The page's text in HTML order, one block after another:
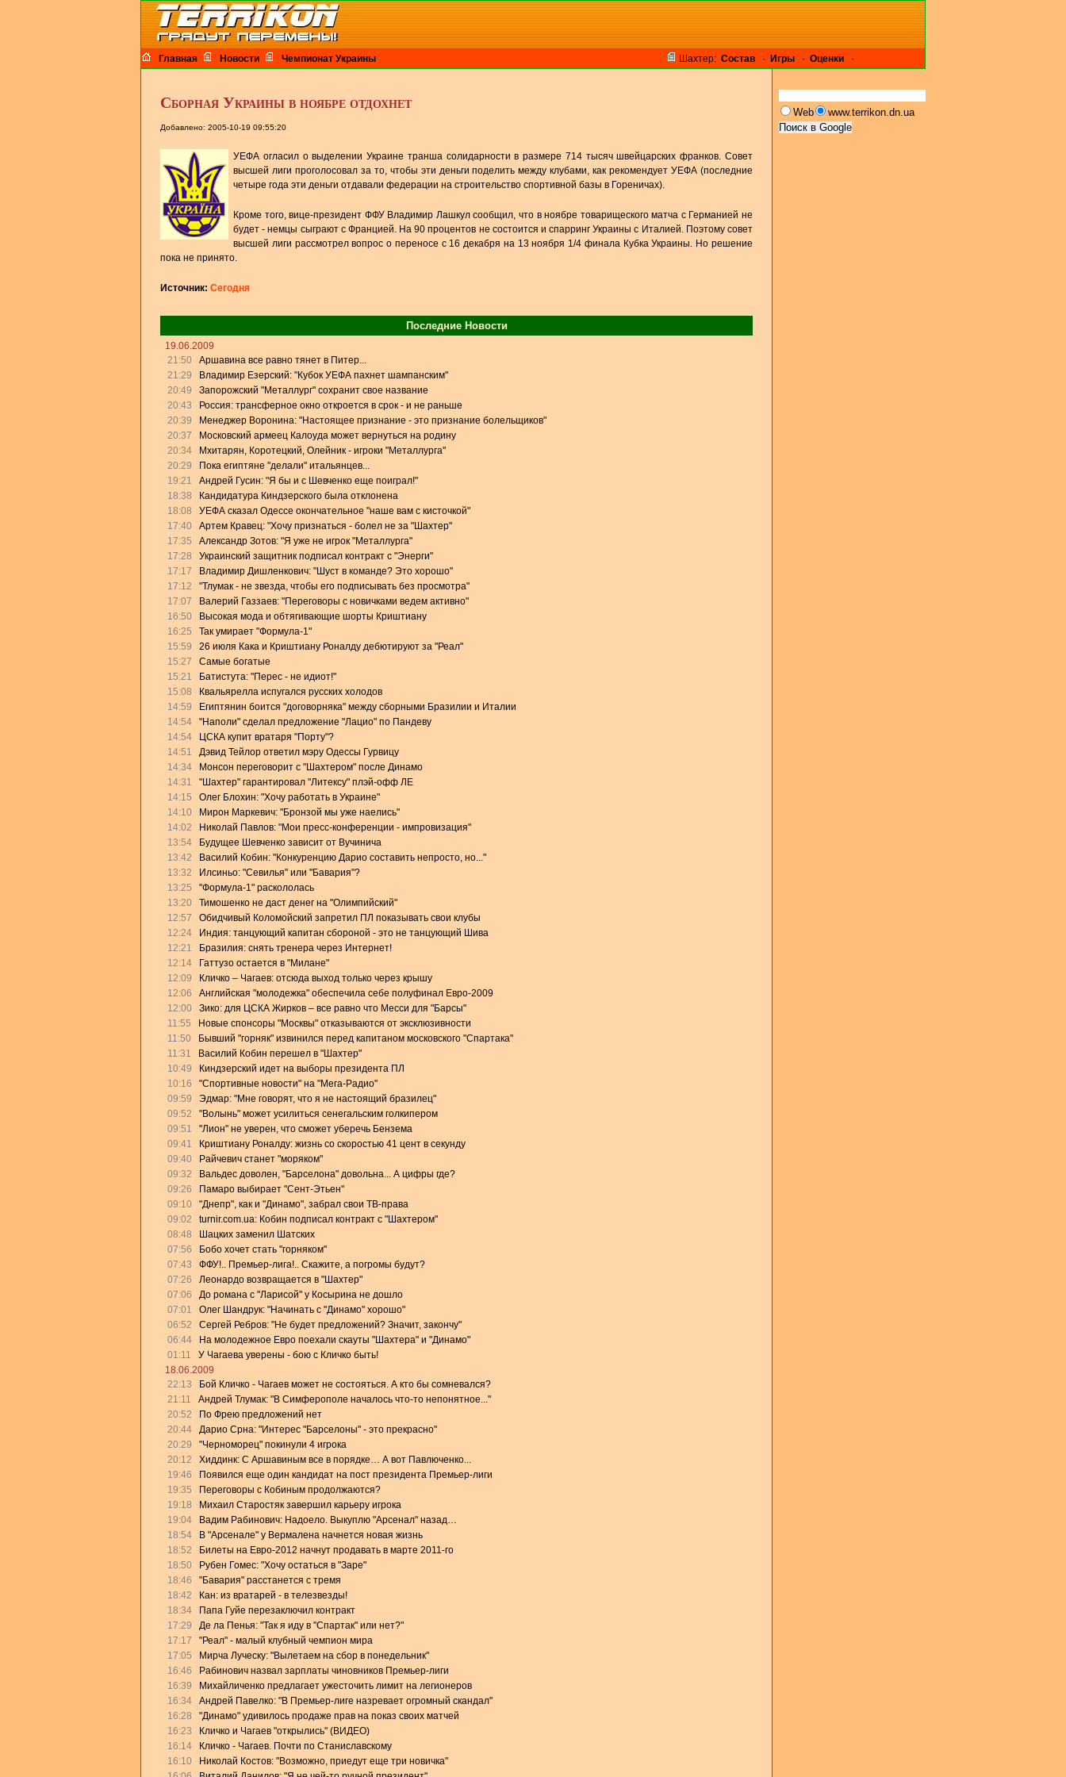
Главная Новости Чемпионат Украины Шахтер: Cостав · Игры · Оценки ·
Сборная Украины в ноябре отдохнет
Добавлено: 2005-10-19 09:55:20
УЕФА огласил о выделении Украине транша солидарности в размере 714 тысяч швейцарских франков. Совет
высшей лиги проголосовал за то, чтобы эти деньги поделить между клубами, как рекомендует УЕФА (последние
четыре года эти деньги отдавали федерации на строительство спортивной базы в Гореничах).
Кроме того, вице-президент ФФУ Владимир Лашкул сообщил, что в ноябре товарищеского матча с Германией не
будет - немцы сыграют с Францией. На 90 процентов не состоится и спарринг Украины с Италией. Поэтому совет
высшей лиги рассмотрел вопрос о переносе с 16 декабря на 13 ноября 1/4 финала Кубка Украины. Но решение
пока не принято.
Источник: Сегодня
Последние Новости
19.06.2009
21:50
Аршавина все равно тянет в Питер...
21:29
Владимир Езерский: "Кубок УЕФА пахнет шампанским"
20:49
Запорожский "Металлург" сохранит свое название
20:43
Россия: трансферное окно откроется в срок - и не раньше
20:39
Менеджер Воронина: "Настоящее признание - это признание болельщиков"
20:37
Московский армеец Калоуда может вернуться на родину
20:34
Мхитарян, Коротецкий, Олейник - игроки "Металлурга"
20:29
Пока египтяне "делали" итальянцев...
19:21
Андрей Гусин: "Я бы и с Шевченко еще поиграл!"
18:38
Кандидатура Киндзерского была отклонена
18:08
УЕФА сказал Одессе окончательное "наше вам с кисточкой"
17:40
Артем Кравец: "Хочу признаться - болел не за "Шахтер"
17:35
Александр Зотов: "Я уже не игрок "Металлурга"
17:28
Украинский защитник подписал контракт с "Энерги"
17:17
Владимир Дишленкович: "Шуст в команде? Это хорошо"
17:12
"Тлумак - не звезда, чтобы его подписывать без просмотра"
17:07
Валерий Газзаев: "Переговоры с новичками ведем активно"
16:50
Высокая мода и обтягивающие шорты Криштиану
16:25
Так умирает "Формула-1"
15:59
26 июля Кака и Криштиану Роналду дебютируют за "Реал"
15:27
Самые богатые
15:21
Батистута: "Перес - не идиот!"
15:08
Квальярелла испугался русских холодов
14:59
Египтянин боится "договорняка" между сборными Бразилии и Италии
14:54
"Наполи" сделал предложение "Лацио" по Пандеву
14:54
ЦСКА купит вратаря "Порту"?
14:51
Дэвид Тейлор ответил мэру Одессы Гурвицу
14:34
Монсон переговорит с "Шахтером" после Динамо
14:31
"Шахтер" гарантировал "Литексу" плэй-офф ЛЕ
14:15
Олег Блохин: "Хочу работать в Украине"
14:10
Мирон Маркевич: "Бронзой мы уже наелись"
14:02
Николай Павлов: "Мои пресс-конференции - импровизация"
13:54
Будущее Шевченко зависит от Вучинича
13:42
Василий Кобин: "Конкуренцию Дарио составить непросто, но..."
13:32
Илсиньо: "Севилья" или "Бавария"?
13:25
"Формула-1" раскололась
13:20
Тимошенко не даст денег на "Олимпийский"
12:57
Обидчивый Коломойский запретил ПЛ показывать свои клубы
12:24
Индия: танцующий капитан сбороной - это не танцующий Шива
12:21
Бразилия: снять тренера через Интернет!
12:14
Гаттузо остается в "Милане"
12:09
Кличко – Чагаев: отсюда выход только через крышу
12:06
Английская "молодежка" обеспечила себе полуфинал Евро-2009
12:00
Зико: для ЦСКА Жирков – все равно что Месси для "Барсы"
11:55
Новые спонсоры "Москвы" отказываются от эксклюзивности
11:50
Бывший "горняк" извинился перед капитаном московского "Спартака"
11:31
Василий Кобин перешел в "Шахтер"
10:49
Киндзерский идет на выборы президента ПЛ
10:16
"Спортивные новости" на "Мега-Радио"
09:59
Эдмар: "Мне говорят, что я не настоящий бразилец"
09:52
"Волынь" может усилиться сенегальским голкипером
09:51
"Лион" не уверен, что сможет уберечь Бензема
09:41
Криштиану Роналду: жизнь со скоростью 41 цент в секунду
09:40
Райчевич станет "моряком"
09:32
Вальдес доволен, "Барселона" довольна... А цифры где?
09:26
Памаро выбирает "Сент-Этьен"
09:10
"Днепр", как и "Динамо", забрал свои ТВ-права
09:02
turnir.com.ua: Кобин подписал контракт с "Шахтером"
08:48
Шацких заменил Шатских
07:56
Бобо хочет стать "горняком"
07:43
ФФУ!.. Премьер-лига!.. Скажите, а погромы будут?
07:26
Леонардо возвращается в "Шахтер"
07:06
До романа с "Ларисой" у Косырина не дошло
07:01
Олег Шандрук: "Начинать с "Динамо" хорошо"
06:52
Сергей Ребров: "Не будет предложений? Значит, закончу"
06:44
На молодежное Евро поехали скауты "Шахтера" и "Динамо"
01:11
У Чагаева уверены - бою с Кличко быть!
18.06.2009
22:13
Бой Кличко - Чагаев может не состояться. А кто бы сомневался?
21:11
Андрей Тлумак: "В Симферополе началось что-то непонятное..."
20:52
По Фрею предложений нет
20:44
Дарио Срна: "Интерес "Барселоны" - это прекрасно"
20:29
"Черноморец" покинули 4 игрока
20:12
Хиддинк: С Аршавиным все в порядке… А вот Павлюченко...
19:46
Появился еще один кандидат на пост президента Премьер-лиги
19:35
Переговоры с Кобиным продолжаются?
19:18
Михаил Старостяк завершил карьеру игрока
19:04
Вадим Рабинович: Надоело. Выкуплю "Арсенал" назад…
18:54
В "Арсенале" у Вермалена начнется новая жизнь
18:52
Билеты на Евро-2012 начнут продавать в марте 2011-го
18:50
Рубен Гомес: "Хочу остаться в "Заре"
18:46
"Бавария" расстанется с тремя
18:42
Кан: из вратарей - в телезвезды!
18:34
Папа Гуйе перезаключил контракт
17:29
Де ла Пенья: "Так я иду в "Спартак" или нет?"
17:17
"Реал" - малый клубный чемпион мира
17:05
Мирча Луческу: "Вылетаем на сбор в понедельник"
16:46
Рабинович назвал зарплаты чиновников Премьер-лиги
16:39
Михайличенко предлагает ужесточить лимит на легионеров
16:34
Андрей Павелко: "В Премьер-лиге назревает огромный скандал"
16:28
"Динамо" удивилось продаже прав на показ своих матчей
16:23
Кличко и Чагаев "открылись" (ВИДЕО)
16:14
Кличко - Чагаев. Почти по Станиславскому
16:10
Николай Костов: "Возможно, приедут еще три новичка"
Web www.terrikon.dn.ua